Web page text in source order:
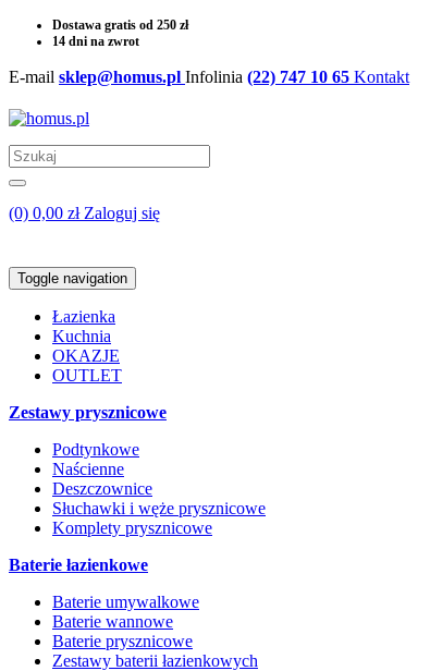
Dostawa gratis od 250 zł
14 dni na zwrot
E-mail sklep@homus.pl Infolinia (22) 747 10 65 Kontakt
(0) 0,00 zł Zaloguj się
Toggle navigation
Łazienka
Kuchnia
OKAZJE
OUTLET
Zestawy prysznicowe
Podtynkowe
Naścienne
Deszczownice
Słuchawki i węże prysznicowe
Komplety prysznicowe
Baterie łazienkowe
Baterie umywalkowe
Baterie wannowe
Baterie prysznicowe
Zestawy baterii łazienkowych